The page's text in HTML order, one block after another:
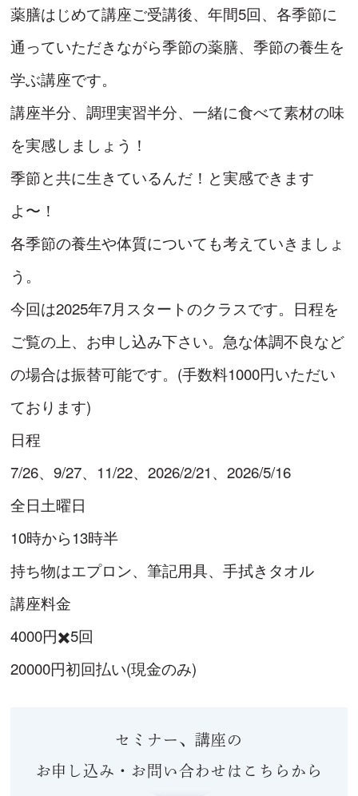
薬膳はじめて講座ご受講後、年間5回、各季節に
通っていただきながら季節の薬膳、季節の養生を
学ぶ講座です。
講座半分、調理実習半分、一緒に食べて素材の味
を実感しましょう！
季節と共に生きているんだ！と実感できます
よ〜！
各季節の養生や体質についても考えていきましょ
う。
今回は2025年7月スタートのクラスです。日程を
ご覧の上、お申し込み下さい。急な体調不良など
の場合は振替可能です。(手数料1000円いただい
ております)
日程
7/26、9/27、11/22、2026/2/21、2026/5/16
全日土曜日
10時から13時半
持ち物はエプロン、筆記用具、手拭きタオル
講座料金
4000円✖️5回
20000円初回払い(現金のみ)
セミナー、講座の
お申し込み・お問い合わせはこちらから